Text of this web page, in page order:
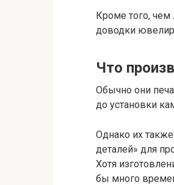
Кроме того, чем
доводки
Что
Обычно они
до установки
Однако их
деталей» для
Хотя
бы много